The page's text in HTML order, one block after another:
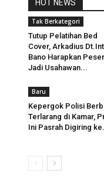
HOT NEWS
Tak Berkategori
Tutup Pelatihan Bed
Cover, Arkadius
Bano Harapkan
Jadi Usahawan...
Baru
Kepergok Polisi
Terlarang di Kamar,
Ini Pasrah Digiring